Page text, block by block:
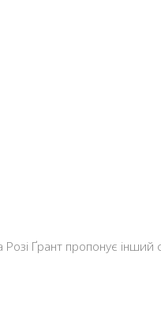
Розі Ґрант пропонує